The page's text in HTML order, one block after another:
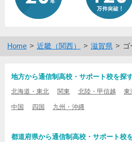
Home 近畿（関西） 滋賀県
地方から通信制高校・サポート校を探
北海道・東北 関東 北陸・甲信越 東
中国 四国 九州・沖縄
都道府県から通信制高校・サポート校